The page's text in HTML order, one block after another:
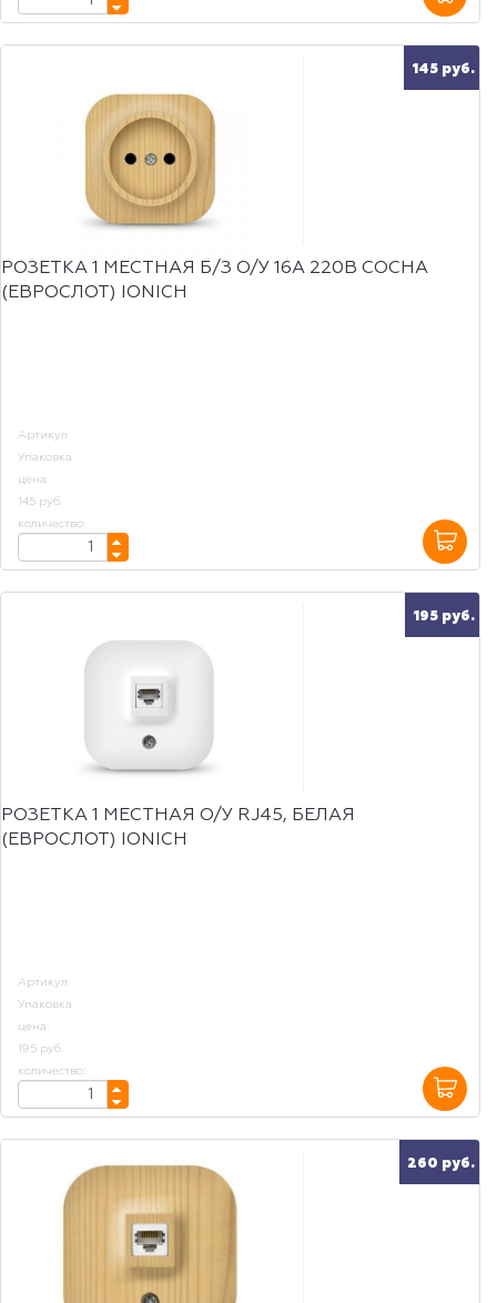
145 руб.
РОЗЕТКА 1 МЕСТНАЯ Б/З О/У 16А 220В СОСНА
(ЕВРОСЛОТ) IONICH
Артикул
Упаковка
цена:
145 руб.
количество:
195 руб.
РОЗЕТКА 1 МЕСТНАЯ О/У RJ45, БЕЛАЯ
(ЕВРОСЛОТ) IONICH
Артикул
Упаковка
цена:
195 руб.
количество:
260 руб.